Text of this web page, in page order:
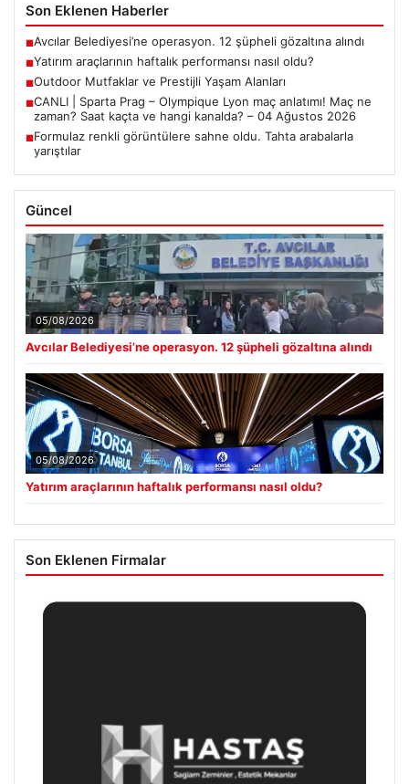
Son Eklenen Haberler
■Avcılar Belediyesi’ne operasyon. 12 şüpheli gözaltına alındı
■Yatırım araçlarının haftalık performansı nasıl oldu?
■Outdoor Mutfaklar ve Prestijli Yaşam Alanları
■CANLI | Sparta Prag – Olympique Lyon maç anlatımı! Maç ne
zaman? Saat kaçta ve hangi kanalda? – 04 Ağustos 2026
■Formulaz renkli görüntülere sahne oldu. Tahta arabalarla
yarıştılar
Güncel
05/08/2026
Avcılar Belediyesi’ne operasyon. 12 şüpheli gözaltına alındı
05/08/2026
Yatırım araçlarının haftalık performansı nasıl oldu?
Son Eklenen Firmalar